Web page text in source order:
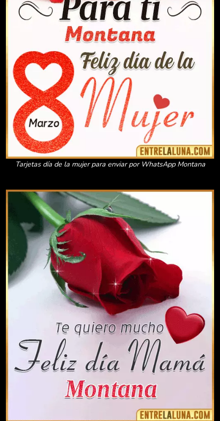
Tarjetas día de la mujer para enviar por WhatsApp Montana